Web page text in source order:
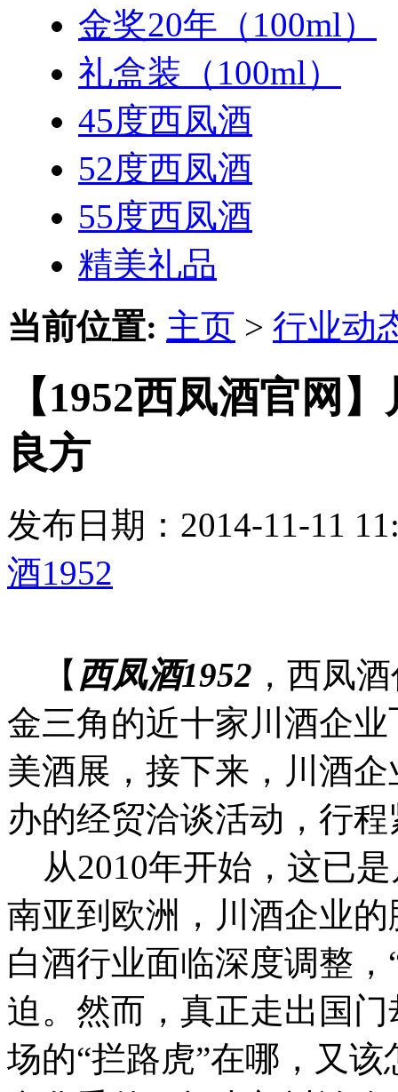
金奖20年（100ml）
礼盒装（100ml）
45度西凤酒
52度西凤酒
55度西凤酒
精美礼品
当前位置: 主页 > 行业动
【1952西凤酒官网
良方
发布日期：2014-11-11
酒1952
【 西凤酒1952 ，西凤
金三角的近十家川酒企
美酒展，接下来，川酒
办的经贸洽谈活动，行
从2010年开始，这已
南亚到欧洲，川酒企业
白酒行业面临深度调整
迫。然而，真正走出国
场的“拦路虎”在哪，又